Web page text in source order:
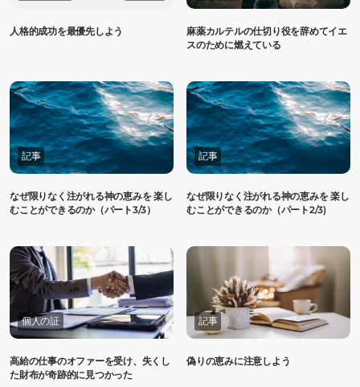
人格的成功を最優先しよう
麻薬カルテルの仕切り役を辞めてイエ
スのために燃えている
記事
なぜ限りなく注がれる神の恵みを 楽し
むことができるのか（パート3/3）
記事
なぜ限りなく注がれる神の恵みを 楽し
むことができるのか（パート2/3)
個人の証
高給の仕事のオファーを受け、失くし
た財布が奇跡的に見つかった
記事
偽りの恵みに注意しよう